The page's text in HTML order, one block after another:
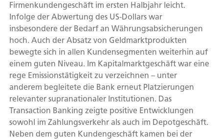
Firmenkundengeschäft im ersten Halbjahr leicht.
Infolge der Abwertung des US-Dollars war
insbesondere der Bedarf an Währungsabsicherungen
hoch. Auch der Absatz von Geldmarktprodukten
bewegte sich in allen Kundensegmenten weiterhin auf
einem guten Niveau. Im Kapitalmarktgeschäft war eine
rege Emissionstätigkeit zu verzeichnen – unter
anderem begleitete die Bank erneut Platzierungen
relevanter supranationaler Institutionen. Das
Transaction Banking zeigte positive Entwicklungen
sowohl im Zahlungsverkehr als auch im Depotgeschäft.
Neben dem guten Kundengeschäft kamen bei der